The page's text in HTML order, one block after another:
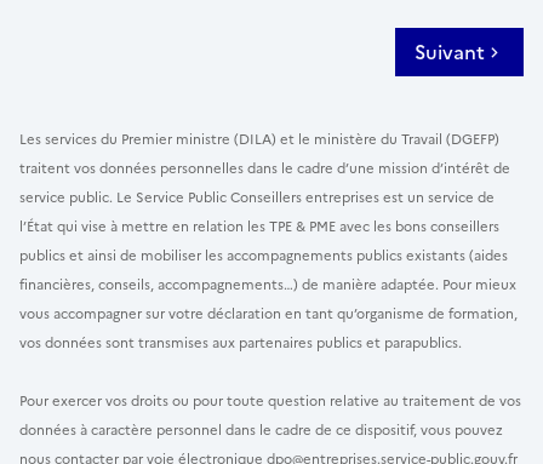
Suivant
Les services du Premier ministre (DILA) et le ministère du Travail (DGEFP)
traitent vos données personnelles dans le cadre d’une mission d’intérêt de
service public. Le Service Public Conseillers entreprises est un service de
l’État qui vise à mettre en relation les TPE & PME avec les bons conseillers
publics et ainsi de mobiliser les accompagnements publics existants (aides
financières, conseils, accompagnements…) de manière adaptée. Pour mieux
vous accompagner sur votre déclaration en tant qu’organisme de formation,
vos données sont transmises aux partenaires publics et parapublics.
Pour exercer vos droits ou pour toute question relative au traitement de vos
données à caractère personnel dans le cadre de ce dispositif, vous pouvez
nous contacter par voie électronique dpo@entreprises.service-public.gouv.fr